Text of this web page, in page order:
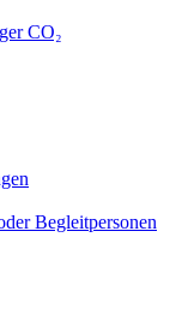
CO₂
Begleitpersonen